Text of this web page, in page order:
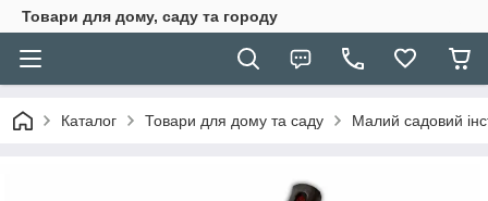
Товари для дому, саду та городу
Каталог Товари для дому та саду Малий садовий